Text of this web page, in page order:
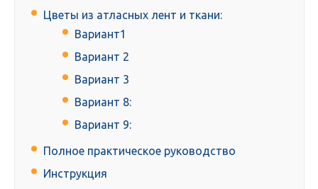
Цветы из атласных лент и ткани:
Вариант1
Вариант 2
Вариант 3
Вариант 8:
Вариант 9:
Полное практическое руководство
Инструкция